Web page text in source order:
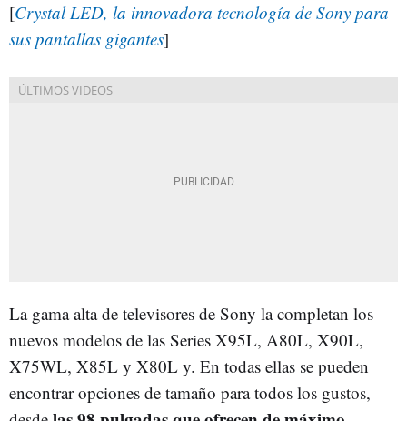
[Crystal LED, la innovadora tecnología de Sony para
sus pantallas gigantes]
La gama alta de televisores de Sony la completan los
nuevos modelos de las Series X95L, A80L, X90L,
X75WL, X85L y X80L y. En todas ellas se pueden
encontrar opciones de tamaño para todos los gustos,